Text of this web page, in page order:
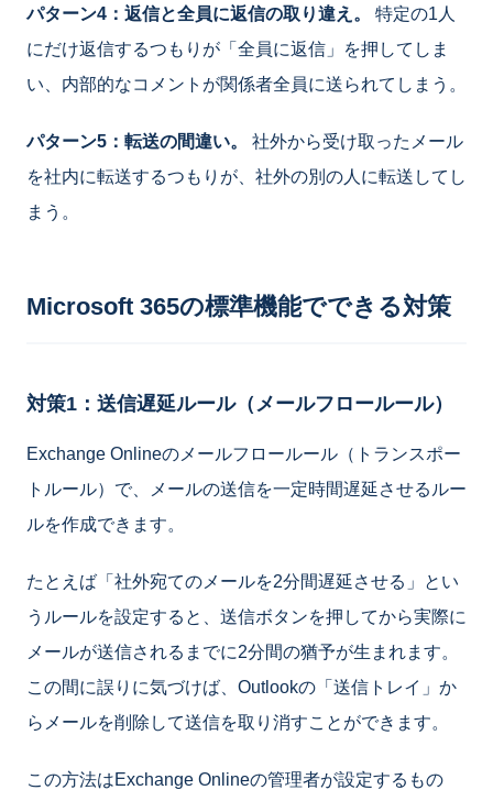
パターン4：返信と全員に返信の取り違え。
特定の1人
にだけ返信するつもりが「全員に返信」を押してしま
い、内部的なコメントが関係者全員に送られてしまう。
パターン5：転送の間違い。
社外から受け取ったメール
を社内に転送するつもりが、社外の別の人に転送してし
まう。
Microsoft 365の標準機能でできる対策
対策1：送信遅延ルール（メールフロールール）
Exchange Onlineのメールフロールール（トランスポー
トルール）で、メールの送信を一定時間遅延させるルー
ルを作成できます。
たとえば「社外宛てのメールを2分間遅延させる」とい
うルールを設定すると、送信ボタンを押してから実際に
メールが送信されるまでに2分間の猶予が生まれます。
この間に誤りに気づけば、Outlookの「送信トレイ」か
らメールを削除して送信を取り消すことができます。
この方法はExchange Onlineの管理者が設定するもの